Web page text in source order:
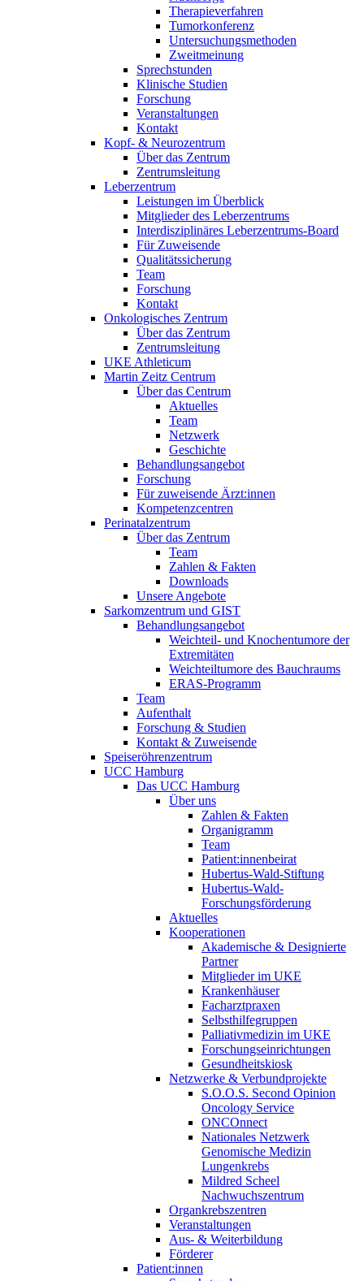
Therapieverfahren
Tumorkonferenz
Untersuchungsmethoden
Zweitmeinung
Sprechstunden
Klinische Studien
Forschung
Veranstaltungen
Kontakt
Kopf- & Neurozentrum
Über das Zentrum
Zentrumsleitung
Leberzentrum
Leistungen im Überblick
Mitglieder des Leberzentrums
Interdisziplinäres Leberzentrums-Board
Für Zuweisende
Qualitätssicherung
Team
Forschung
Kontakt
Onkologisches Zentrum
Über das Zentrum
Zentrumsleitung
UKE Athleticum
Martin Zeitz Centrum
Über das Centrum
Aktuelles
Team
Netzwerk
Geschichte
Behandlungsangebot
Forschung
Für zuweisende Ärzt:innen
Kompetenzcentren
Perinatalzentrum
Über das Zentrum
Team
Zahlen & Fakten
Downloads
Unsere Angebote
Sarkomzentrum und GIST
Behandlungsangebot
Weichteil- und Knochentumore der
Extremitäten
Weichteiltumore des Bauchraums
ERAS-Programm
Team
Aufenthalt
Forschung & Studien
Kontakt & Zuweisende
Speiseröhrenzentrum
UCC Hamburg
Das UCC Hamburg
Über uns
Zahlen & Fakten
Organigramm
Team
Patient:innenbeirat
Hubertus-Wald-Stiftung
Hubertus-Wald-
Forschungsförderung
Aktuelles
Kooperationen
Akademische & Designierte
Partner
Mitglieder im UKE
Krankenhäuser
Facharztpraxen
Selbsthilfegruppen
Palliativmedizin im UKE
Forschungseinrichtungen
Gesundheitskiosk
Netzwerke & Verbundprojekte
S.O.O.S. Second Opinion
Oncology Service
ONCOnnect
Nationales Netzwerk
Genomische Medizin
Lungenkrebs
Mildred Scheel
Nachwuchszentrum
Organkrebszentren
Veranstaltungen
Aus- & Weiterbildung
Förderer
Patient:innen